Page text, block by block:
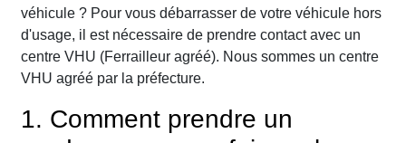
véhicule ? Pour vous débarrasser de votre véhicule hors
d'usage, il est nécessaire de prendre contact avec un
centre VHU (Ferrailleur agréé). Nous sommes un centre
VHU agréé par la préfecture.
1. Comment prendre un